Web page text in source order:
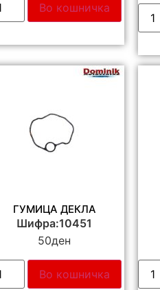
Во кошничка
ГУМИЦА ДЕКЛА
Шифра:10451
50ден
Во кошничка